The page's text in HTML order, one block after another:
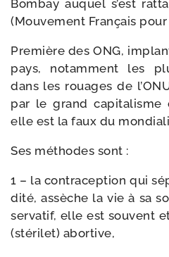
Bombay auquel s’est
(Mouvement Français
Première des ONG,
pays, notam­ment les
dans les rouages de
par le grand capi­ta­lisme
elle est la faux du
Ses méthodes sont :
1 – la contra­cep­tion qui
di­té, assèche la vie à sa
ser­va­tif, elle est sou­vent
(sté­ri­let) abortive,